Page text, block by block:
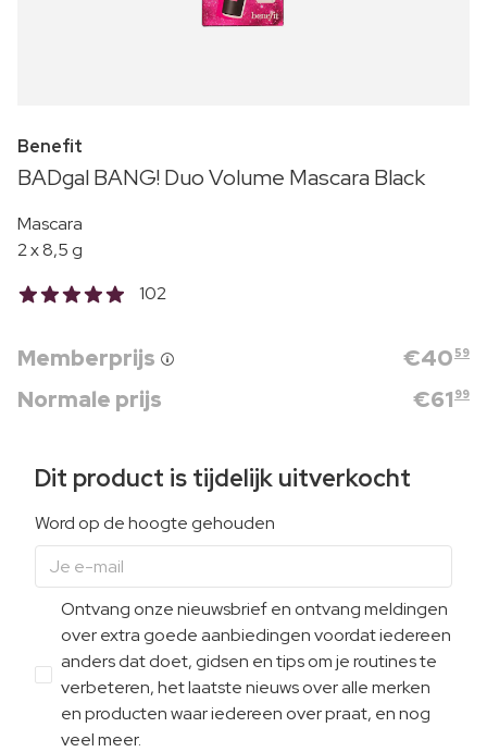
Benefit
BADgal BANG! Duo Volume Mascara Black
Mascara
2 x 8,5 g
102
Memberprijs €40 59
Normale prijs €61 99
Dit product is tijdelijk uitverkocht
Word op de hoogte gehouden
Ontvang onze nieuwsbrief en ontvang meldingen
over extra goede aanbiedingen voordat iedereen
anders dat doet, gidsen en tips om je routines te
verbeteren, het laatste nieuws over alle merken
en producten waar iedereen over praat, en nog
veel meer.